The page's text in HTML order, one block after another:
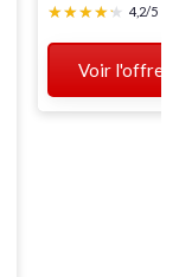
★★★★★
★★★★★ 4,2/5
Voir l'offre